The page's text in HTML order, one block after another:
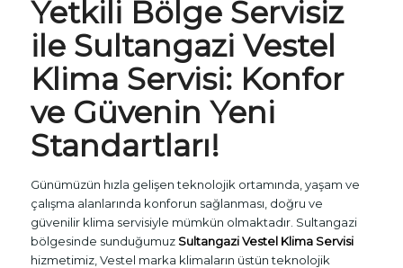
Yetkili Bölge Servisiz
ile Sultangazi Vestel
Klima Servisi: Konfor
ve Güvenin Yeni
Standartları!
Günümüzün hızla gelişen teknolojik ortamında, yaşam ve
çalışma alanlarında konforun sağlanması, doğru ve
güvenilir klima servisiyle mümkün olmaktadır. Sultangazi
bölgesinde sunduğumuz Sultangazi Vestel Klima Servisi
hizmetimiz, Vestel marka klimaların üstün teknolojik